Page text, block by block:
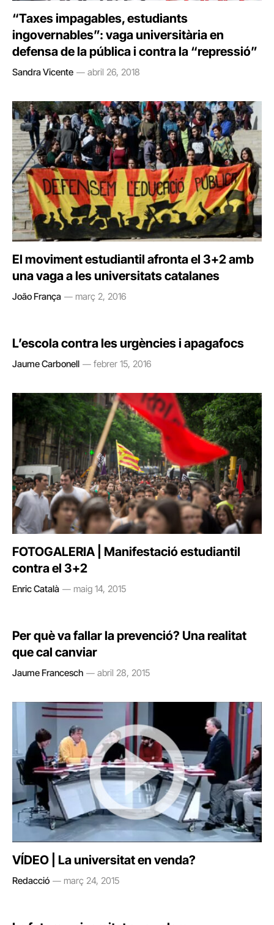
“Taxes impagables, estudiants
ingovernables”: vaga universitària en
defensa de la pública i contra la “repressió”
Sandra Vicente abril 26, 2018
El moviment estudiantil afronta el 3+2 amb
una vaga a les universitats catalanes
João França març 2, 2016
L’escola contra les urgències i apagafocs
Jaume Carbonell febrer 15, 2016
FOTOGALERIA | Manifestació estudiantil
contra el 3+2
Enric Català maig 14, 2015
Per què va fallar la prevenció? Una realitat
que cal canviar
Jaume Francesch abril 28, 2015
VÍDEO | La universitat en venda?
Redacció març 24, 2015